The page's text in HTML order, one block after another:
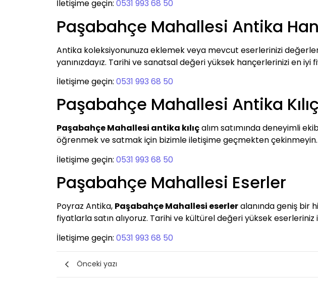
İletişime geçin: 0531 993 68 50
Paşabahçe Mahallesi Antika
Antika koleksiyonunuza eklemek veya mevcut eserlerinizi
yanınızdayız. Tarihi ve sanatsal değeri yüksek hançerlerinizi en
İletişime geçin: 0531 993 68 50
Paşabahçe Mahallesi Antika Kılıç
Paşabahçe Mahallesi antika kılıçalım satımında deneyimli
öğrenmek ve satmak için bizimle iletişime geçmekten çekinmeyin.
İletişime geçin: 0531 993 68 50
Paşabahçe Mahallesi Eserler
Poyraz Antika, Paşabahçe Mahallesi eserleralanında geniş bir
fiyatlarla satın alıyoruz. Tarihi ve kültürel değeri yüksek
İletişime geçin: 0531 993 68 50
Önceki yazı